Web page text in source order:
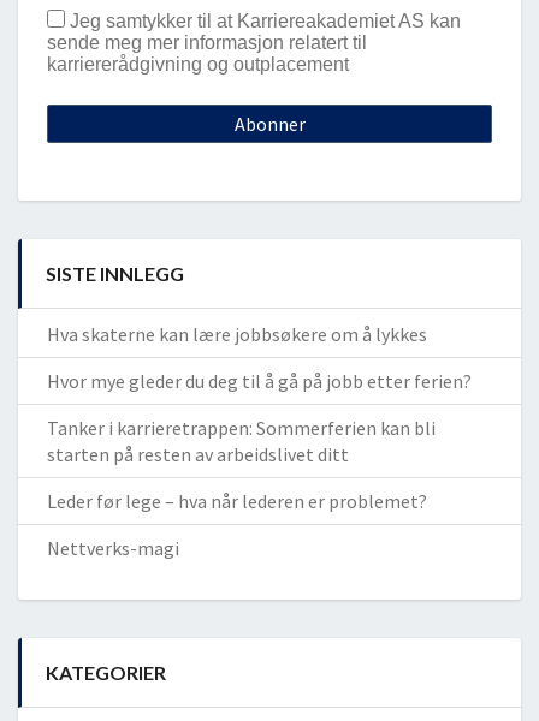
Jeg samtykker til at Karriereakademiet AS kan
sende meg mer informasjon relatert til
karriererådgivning og outplacement
SISTE INNLEGG
Hva skaterne kan lære jobbsøkere om å lykkes
Hvor mye gleder du deg til å gå på jobb etter ferien?
Tanker i karrieretrappen: Sommerferien kan bli
starten på resten av arbeidslivet ditt
Leder før lege – hva når lederen er problemet?
Nettverks-magi
KATEGORIER